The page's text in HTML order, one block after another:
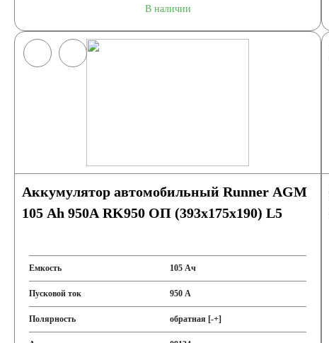
В наличии
Аккумулятор автомобильный Runner AGM
105 Ah 950A RK950 ОП (393х175х190) L5
Емкость 105 Ач
Пусковой ток 950 А
Полярность обратная [-+]